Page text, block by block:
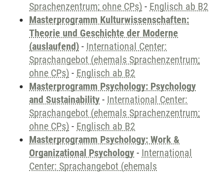
Sprachenzentrum; ohne CPs) - Englisch ab B2
Masterprogramm Kulturwissenschaften:
Theorie und Geschichte der Moderne
(auslaufend) - International Center:
Sprachangebot (ehemals Sprachenzentrum;
ohne CPs) - Englisch ab B2
Masterprogramm Psychology: Psychology
and Sustainability - International Center:
Sprachangebot (ehemals Sprachenzentrum;
ohne CPs) - Englisch ab B2
Masterprogramm Psychology: Work &
Organizational Psychology - International
Center: Sprachangebot (ehemals